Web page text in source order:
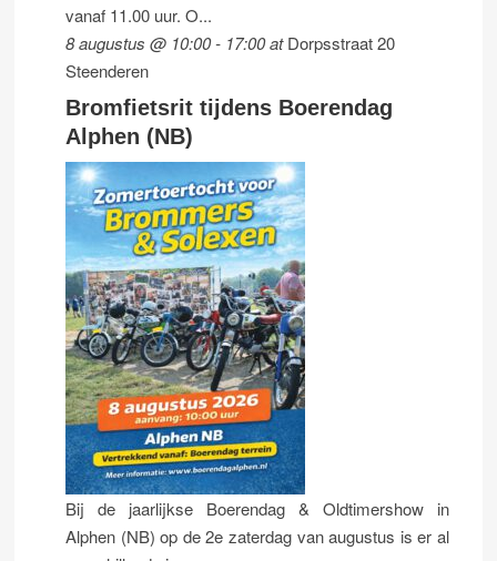
vanaf 11.00 uur. O...
8 augustus @ 10:00- 17:00atDorpsstraat 20
Steenderen
Bromfietsrit tijdens Boerendag
Alphen (NB)
Bij de jaarlijkse Boerendag & Oldtimershow in
Alphen (NB) op de 2e zaterdag van augustus is er al